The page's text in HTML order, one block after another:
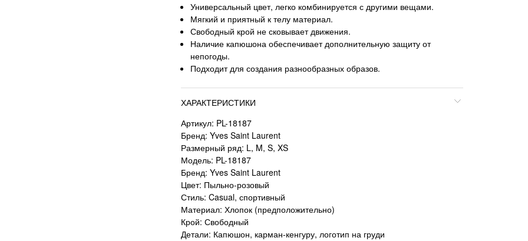
Универсальный цвет, легко комбинируется с другими вещами.
Мягкий и приятный к телу материал.
Свободный крой не сковывает движения.
Наличие капюшона обеспечивает дополнительную защиту от
непогоды.
Подходит для создания разнообразных образов.
ХАРАКТЕРИСТИКИ
Артикул: PL-18187
Бренд: Yves Saint Laurent
Размерный ряд: L, M, S, XS
Модель: PL-18187
Бренд: Yves Saint Laurent
Цвет: Пыльно-розовый
Стиль: Casual, спортивный
Материал: Хлопок (предположительно)
Крой: Свободный
Детали: Капюшон, карман-кенгуру, логотип на груди